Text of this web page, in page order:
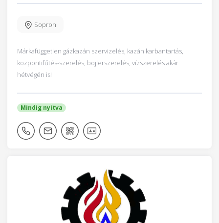
Sopron
Márkafüggetlen gázkazán szervizelés, kazán karbantartás,
központifűtés-szerelés, bojlerszerelés, vízszerelés akár
hétvégén is!
Mindig nyitva